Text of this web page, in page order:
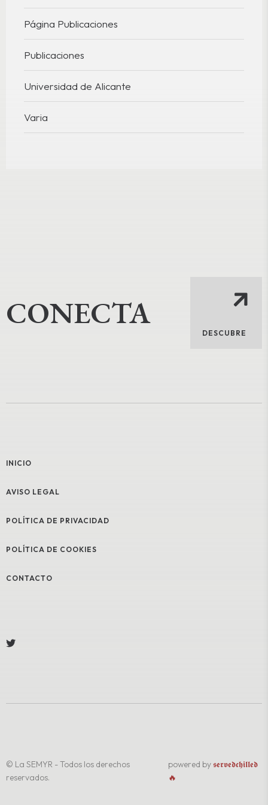
Página Publicaciones
Publicaciones
Universidad de Alicante
Varia
CONECTA
DESCUBRE
INICIO
AVISO LEGAL
POLÍTICA DE PRIVACIDAD
POLÍTICA DE COOKIES
CONTACTO
© La SEMYR - Todos los derechos
reservados.
powered by 𝖘𝖊𝖗𝖛𝖊𝖉𝖈𝖍𝖎𝖑𝖑𝖊𝖉
🔥